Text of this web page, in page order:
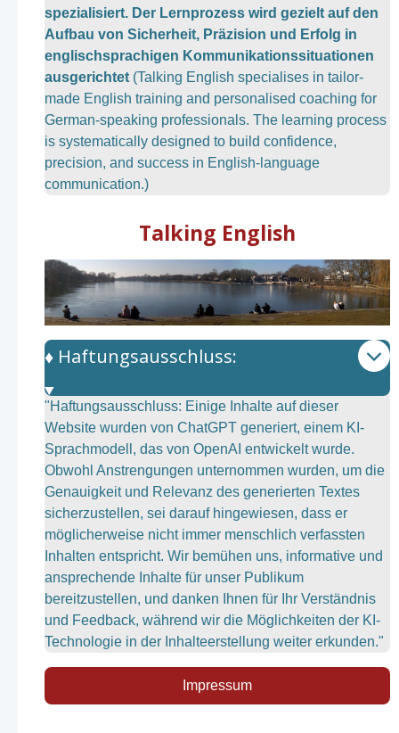
spezialisiert. Der Lernprozess wird gezielt auf den
Aufbau von Sicherheit, Präzision und Erfolg in
englischsprachigen Kommunikationssituationen
ausgerichtet (Talking English specialises in tailor-
made English training and personalised coaching for
German-speaking professionals. The learning process
is systematically designed to build confidence,
precision, and success in English-language
communication.)
Talking English
♦️ Haftungsausschluss:
"Haftungsausschluss: Einige Inhalte auf dieser
Website wurden von ChatGPT generiert, einem KI-
Sprachmodell, das von OpenAI entwickelt wurde.
Obwohl Anstrengungen unternommen wurden, um die
Genauigkeit und Relevanz des generierten Textes
sicherzustellen, sei darauf hingewiesen, dass er
möglicherweise nicht immer menschlich verfassten
Inhalten entspricht. Wir bemühen uns, informative und
ansprechende Inhalte für unser Publikum
bereitzustellen, und danken Ihnen für Ihr Verständnis
und Feedback, während wir die Möglichkeiten der KI-
Technologie in der Inhalteerstellung weiter erkunden."
Impressum